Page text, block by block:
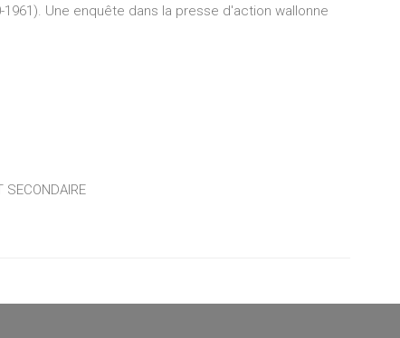
Une enquête dans la presse d'action wallonne
SECONDAIRE